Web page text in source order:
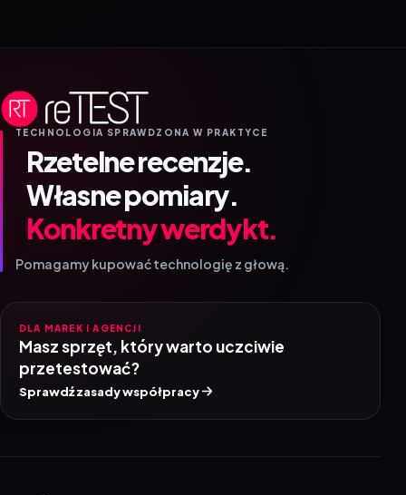
TECHNOLOGIA SPRAWDZONA W PRAKTYCE
Rzetelne recenzje.
Własne pomiary.
Konkretny werdykt.
Pomagamy kupować technologię z głową.
DLA MAREK I AGENCJI
Masz sprzęt, który warto uczciwie
przetestować?
Sprawdź zasady współpracy